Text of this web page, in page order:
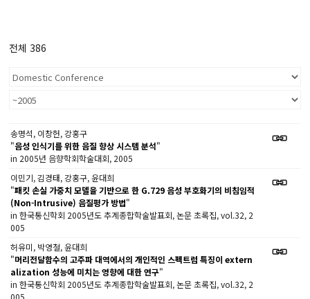
전체 386
송명석, 이창헌, 강홍구
"음성 인식기를 위한 음질 향상 시스템 분석"
in 2005년 음향학회학술대회, 2005
이민기, 김경태, 강홍구, 윤대희
"패킷 손실 가중치 모델을 기반으로 한 G.729 음성 부호화기의 비침임적
(Non-Intrusive) 음질평가 방법"
in 한국통신학회 2005년도 추계종합학술발표회, 논문 초록집, vol.32, 2
005
허유미, 박영철, 윤대희
"머리전달함수의 고주파 대역에서의 개인적인 스펙트럼 특징이 extern
alization 성능에 미치는 영향에 대한 연구"
in 한국통신학회 2005년도 추계종합학술발표회, 논문 초록집, vol.32, 2
005